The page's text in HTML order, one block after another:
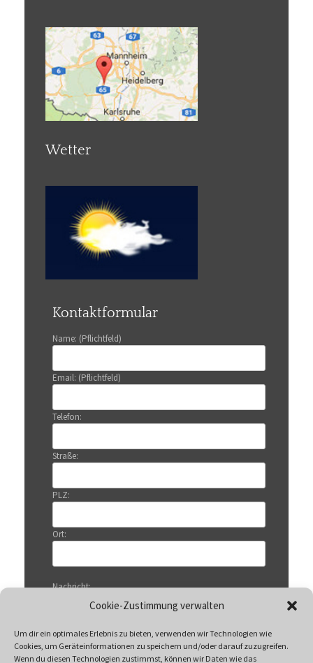
Cookie-Zustimmung verwalten
Um dir ein optimales Erlebnis zu bieten, verwenden wir Technologien wie
Cookies, um Geräteinformationen zu speichern und/oder darauf zuzugreifen.
Wenn du diesen Technologien zustimmst, können wir Daten wie das
Wetter
Kontaktformular
Name: (Pflichtfeld)
Email: (Pflichtfeld)
Telefon:
Straße:
PLZ:
Ort:
Nachricht: